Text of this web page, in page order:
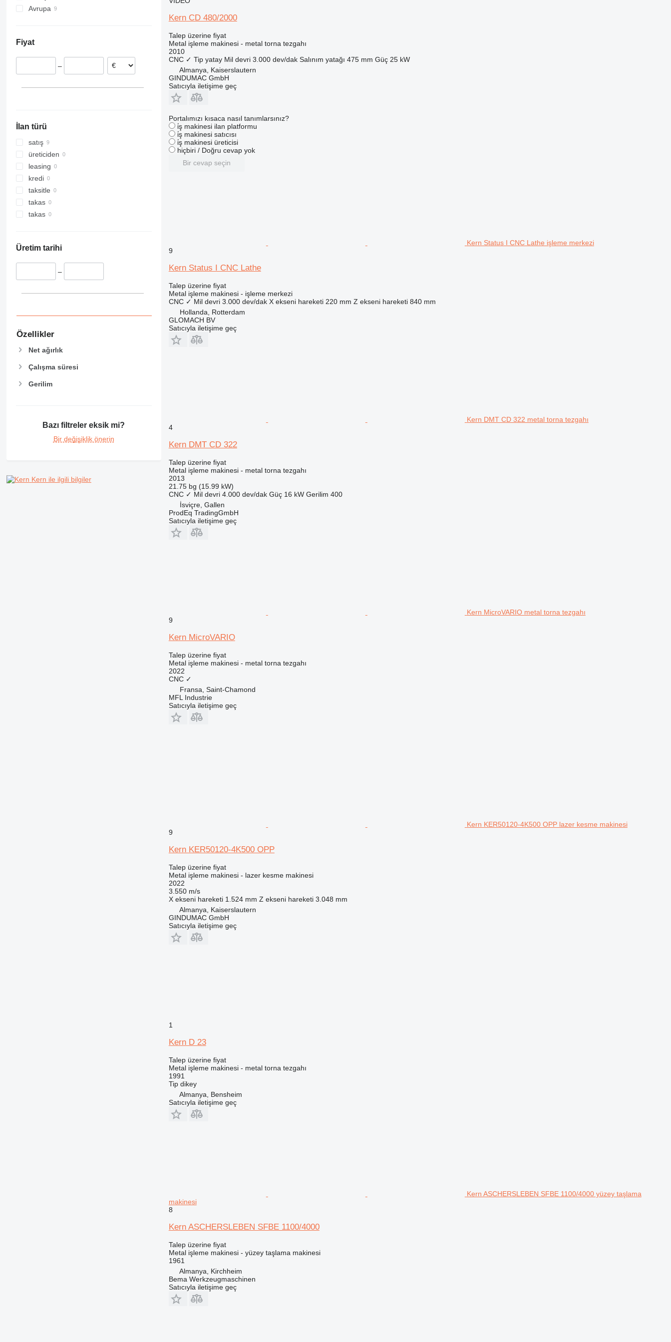
Avrupa
Hollanda
Fiyat
–
İlan türü
satış
üreticiden
leasing
kredi
taksitle
takas
takas
Üretim tarihi
–
Özellikler
Net ağırlık
Çalışma süresi
Gerilim
Bazı filtreler eksik mi?
Bir değişiklik önerin
Kern ile ilgili bilgiler
Kern CD 480/2000
Talep üzerine fiyat
Metal işleme makinesi - metal torna tezgahı
2010
CNC ✓ Tip yatay Mil devri 3.000 dev/dak Salınım yatağı 475 mm Güç 25 kW
Almanya, Kaiserslautern
GINDUMAC GmbH
Satıcıyla iletişime geç
Portalımızı kısaca nasıl tanımlarsınız?
i̇ş makinesi ilan platformu
i̇ş makinesi satıcısı
i̇ş makinesi üreticisi
hiçbiri / Doğru cevap yok
Bir cevap seçin
Kern Status I CNC Lathe işleme merkezi
9
Kern Status I CNC Lathe
Talep üzerine fiyat
Metal işleme makinesi - işleme merkezi
CNC ✓ Mil devri 3.000 dev/dak X ekseni hareketi 220 mm Z ekseni hareketi 840 mm
Hollanda, Rotterdam
GLOMACH BV
Satıcıyla iletişime geç
Kern DMT CD 322 metal torna tezgahı
4
Kern DMT CD 322
Talep üzerine fiyat
Metal işleme makinesi - metal torna tezgahı
2013
21.75 bg (15.99 kW)
CNC ✓ Mil devri 4.000 dev/dak Güç 16 kW Gerilim 400
İsviçre, Gallen
ProdEq TradingGmbH
Satıcıyla iletişime geç
Kern MicroVARIO metal torna tezgahı
9
Kern MicroVARIO
Talep üzerine fiyat
Metal işleme makinesi - metal torna tezgahı
2022
CNC ✓
Fransa, Saint-Chamond
MFL Industrie
Satıcıyla iletişime geç
Kern KER50120-4K500 OPP lazer kesme makinesi
9
Kern KER50120-4K500 OPP
Talep üzerine fiyat
Metal işleme makinesi - lazer kesme makinesi
2022
3.550 m/s
X ekseni hareketi 1.524 mm Z ekseni hareketi 3.048 mm
Almanya, Kaiserslautern
GINDUMAC GmbH
Satıcıyla iletişime geç
1
Kern D 23
Talep üzerine fiyat
Metal işleme makinesi - metal torna tezgahı
1991
Tip dikey
Almanya, Bensheim
Satıcıyla iletişime geç
Kern ASCHERSLEBEN SFBE 1100/4000 yüzey taşlama
makinesi
8
Kern ASCHERSLEBEN SFBE 1100/4000
Talep üzerine fiyat
Metal işleme makinesi - yüzey taşlama makinesi
1961
Almanya, Kirchheim
Bema Werkzeugmaschinen
Satıcıyla iletişime geç